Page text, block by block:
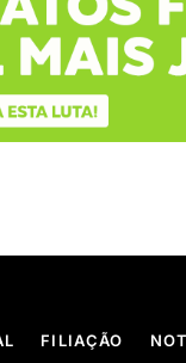
FILIAÇÃO